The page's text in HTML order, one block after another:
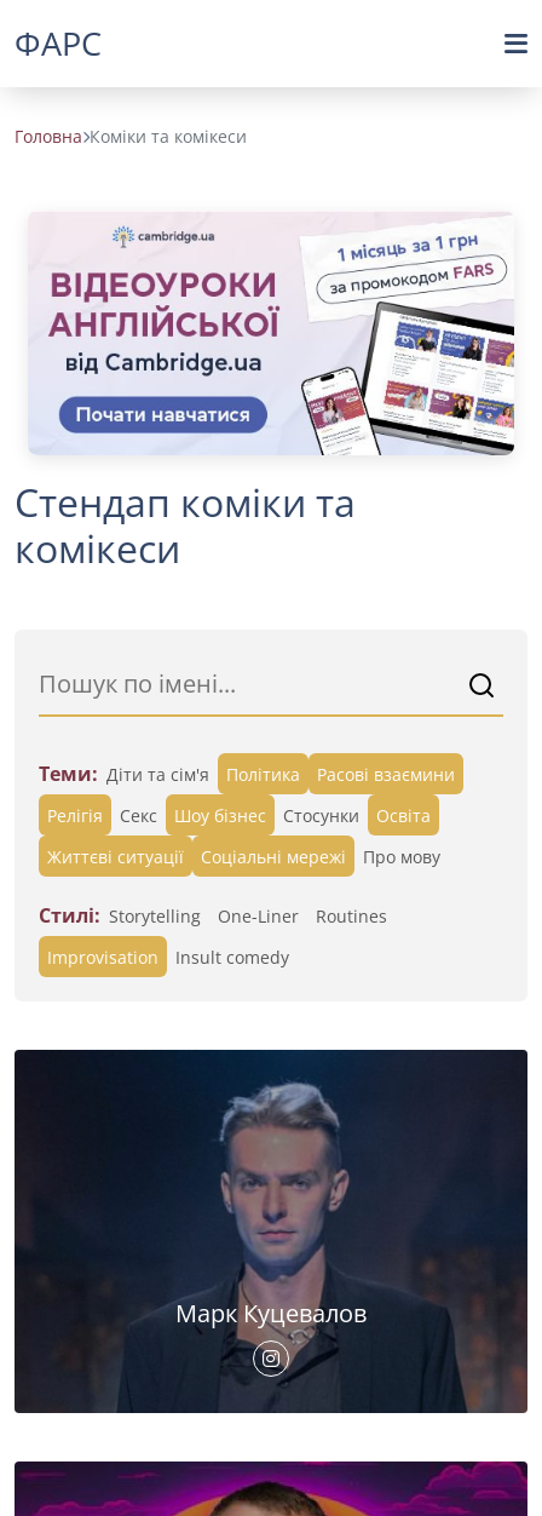
ФАРС
Головна Коміки та комікеси
Стендап коміки та
комікеси
Теми: Діти та сім'я Політика
Расові взаємини
Релігія
Секс Шоу бізнес Стосунки
Освіта
Життєві ситуації
Cоціальні мережі Про мову
Стилі: Storytelling One-Liner
Routines
Improvisation
Insult comedy
Марк Куцевалов